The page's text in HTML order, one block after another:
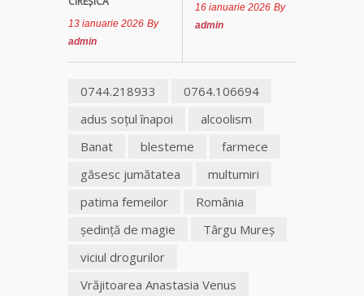
13 ianuarie 2026 By
admin
16 ianuarie 2026 By
admin
0744.218933
0764.106694
adus soţul înapoi
alcoolism
Banat
blesteme
farmece
găsesc jumătatea
multumiri
patima femeilor
România
şedinţă de magie
Târgu Mureş
viciul drogurilor
Vrăjitoarea Anastasia Venus